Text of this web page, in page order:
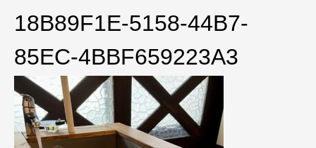
18B89F1E-5158-44B7-
85EC-4BBF659223A3